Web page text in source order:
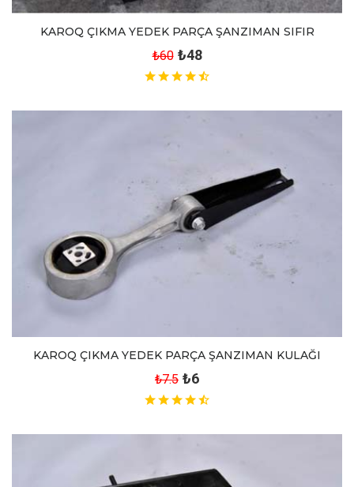
KAROQ ÇIKMA YEDEK PARÇA ŞANZIMAN SIFIR
₺60 ₺48
KAROQ ÇIKMA YEDEK PARÇA ŞANZIMAN KULAĞI
₺7.5 ₺6